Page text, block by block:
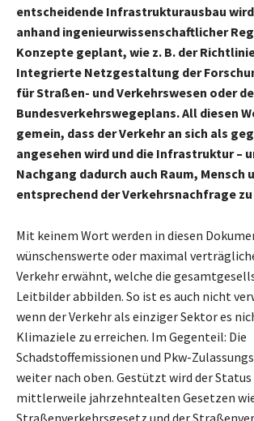
entscheidende Infrastrukturausbau
anhand ingenieurwissenschaftlicher
Konzepte geplant, wie z. B. der
Integrierte Netzgestaltung der
für Straßen- und Verkehrswesen oder
Bundesverkehrswegeplans. All diesen
gemein, dass der Verkehr an sich als
angesehen wird und die Infrastruktur –
Nachgang dadurch auch Raum, Mensch
entsprechend der Verkehrsnachfrage
Mit keinem Wort werden in diesen
wünschenswerte oder maximal
Verkehr erwähnt, welche die
Leitbilder abbilden. So ist es auch nicht
wenn der Verkehr als einziger Sektor es
Klimaziele zu erreichen. Im Gegenteil: Die
Schadstoffemissionen und Pkw-
weiter nach oben. Gestützt wird der Status
mittlerweile jahrzehntealten Gesetzen
Straßenverkehrsgesetz und der